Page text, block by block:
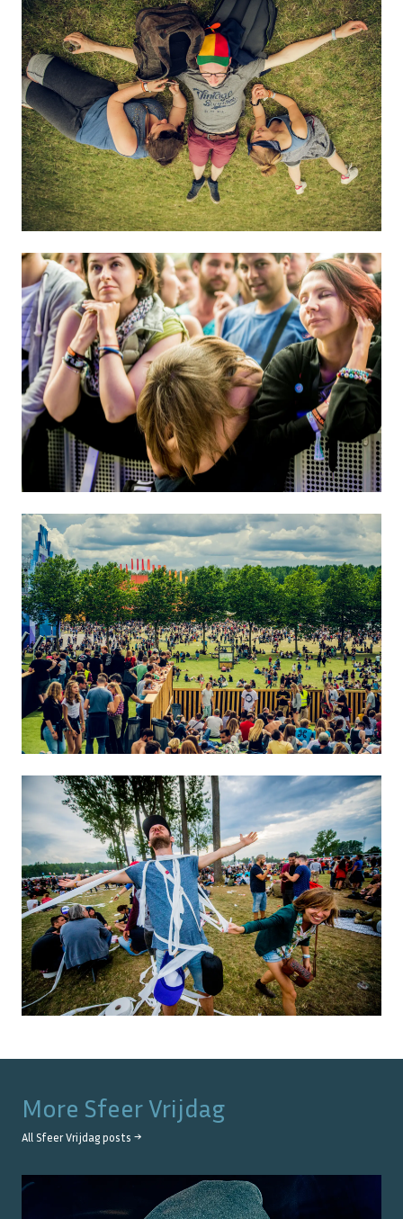
More Sfeer Vrijdag
All Sfeer Vrijdag posts →